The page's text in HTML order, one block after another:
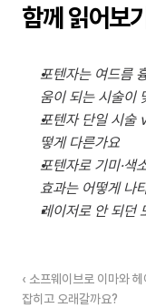
함께 읽어보
포텐자는 여드름
움이 되는 시술이
포텐자 단일 시술
떻게 다른가요
포텐자로 기미·색
효과는 어떻게 나
레이저로 안 되던
‹ 소프웨이브로 이마와
잡히고 오래갈까요?